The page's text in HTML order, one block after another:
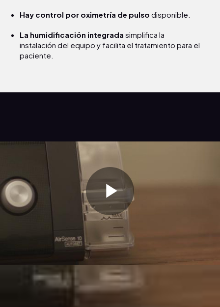
Hay control por oximetría de pulso disponible.
La humidificación integrada simplifica la
instalación del equipo y facilita el tratamiento para el
paciente.
Play
Video